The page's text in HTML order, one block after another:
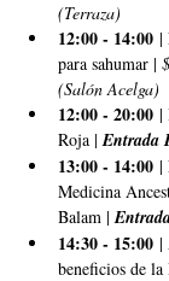
(Terraza)
12:00 - 14:00 |
para sahumar |
(Salón Acelga)
12:00 - 20:00 |
Roja | Entrada
13:00 - 14:00 |
Medicina
Balam |
14:30 - 15:00 |
beneficios de la